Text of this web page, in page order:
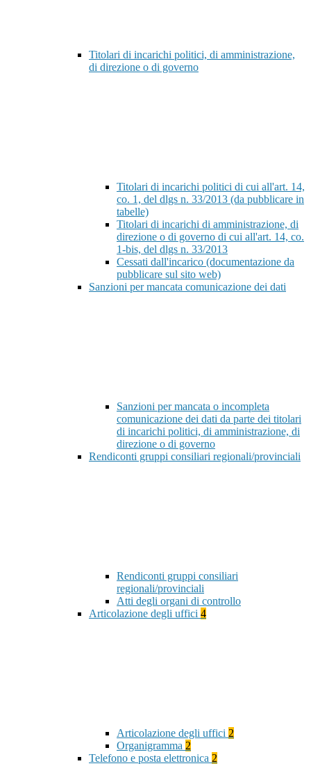
Titolari di incarichi politici, di amministrazione,
di direzione o di governo
Titolari di incarichi politici di cui all'art. 14,
co. 1, del dlgs n. 33/2013 (da pubblicare in
tabelle)
Titolari di incarichi di amministrazione, di
direzione o di governo di cui all'art. 14, co.
1-bis, del dlgs n. 33/2013
Cessati dall'incarico (documentazione da
pubblicare sul sito web)
Sanzioni per mancata comunicazione dei dati
Sanzioni per mancata o incompleta
comunicazione dei dati da parte dei titolari
di incarichi politici, di amministrazione, di
direzione o di governo
Rendiconti gruppi consiliari regionali/provinciali
Rendiconti gruppi consiliari
regionali/provinciali
Atti degli organi di controllo
Articolazione degli uffici 4
Articolazione degli uffici 2
Organigramma 2
Telefono e posta elettronica 2